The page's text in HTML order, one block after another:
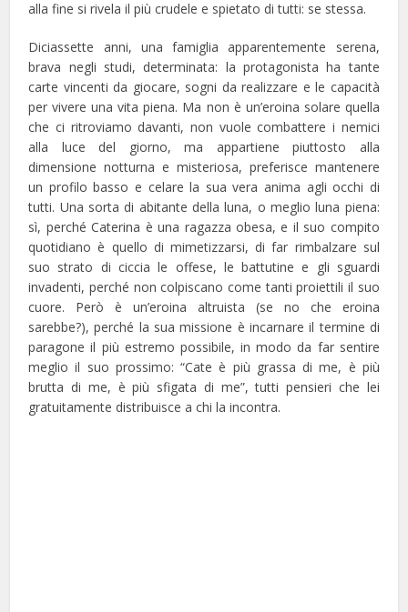
alla fine si rivela il più crudele e spietato di tutti: se stessa.
Diciassette anni, una famiglia apparentemente serena,
brava negli studi, determinata: la protagonista ha tante
carte vincenti da giocare, sogni da realizzare e le capacità
per vivere una vita piena. Ma non è un’eroina solare quella
che ci ritroviamo davanti, non vuole combattere i nemici
alla luce del giorno, ma appartiene piuttosto alla
dimensione notturna e misteriosa, preferisce mantenere
un profilo basso e celare la sua vera anima agli occhi di
tutti. Una sorta di abitante della luna, o meglio luna piena:
sì, perché Caterina è una ragazza obesa, e il suo compito
quotidiano è quello di mimetizzarsi, di far rimbalzare sul
suo strato di ciccia le offese, le battutine e gli sguardi
invadenti, perché non colpiscano come tanti proiettili il suo
cuore. Però è un’eroina altruista (se no che eroina
sarebbe?), perché la sua missione è incarnare il termine di
paragone il più estremo possibile, in modo da far sentire
meglio il suo prossimo: “Cate è più grassa di me, è più
brutta di me, è più sfigata di me”, tutti pensieri che lei
gratuitamente distribuisce a chi la incontra.